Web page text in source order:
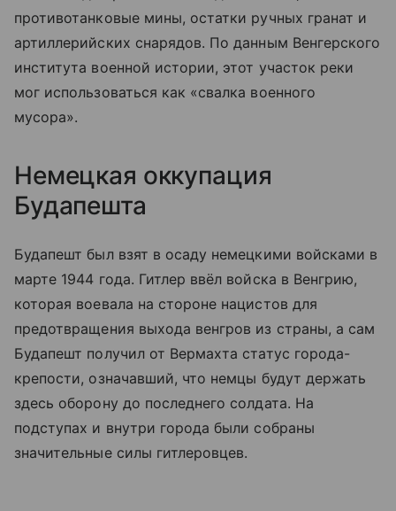
противотанковые мины, остатки ручных гранат и
артиллерийских снарядов. По данным Венгерского
института военной истории, этот участок реки
мог использоваться как «свалка военного
мусора».
Немецкая оккупация
Будапешта
Будапешт был взят в осаду немецкими войсками в
марте 1944 года. Гитлер ввёл войска в Венгрию,
которая воевала на стороне нацистов для
предотвращения выхода венгров из страны, а сам
Будапешт получил от Вермахта статус города-
крепости, означавший, что немцы будут держать
здесь оборону до последнего солдата. На
подступах и внутри города были собраны
значительные силы гитлеровцев.